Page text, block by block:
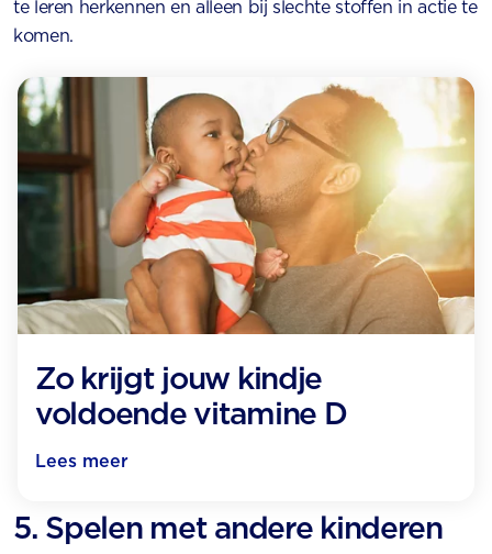
te leren herkennen en alleen bij slechte stoffen in actie te
komen.
Zo krijgt jouw kindje
voldoende vitamine D
Lees meer
5. Spelen met andere kinderen